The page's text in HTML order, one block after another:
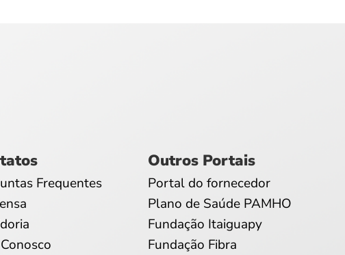
Frequentes
Outros Portais
Portal do fornecedor
Plano de Saúde PAMHO
Fundação Itaiguapy
Fundação Fibra